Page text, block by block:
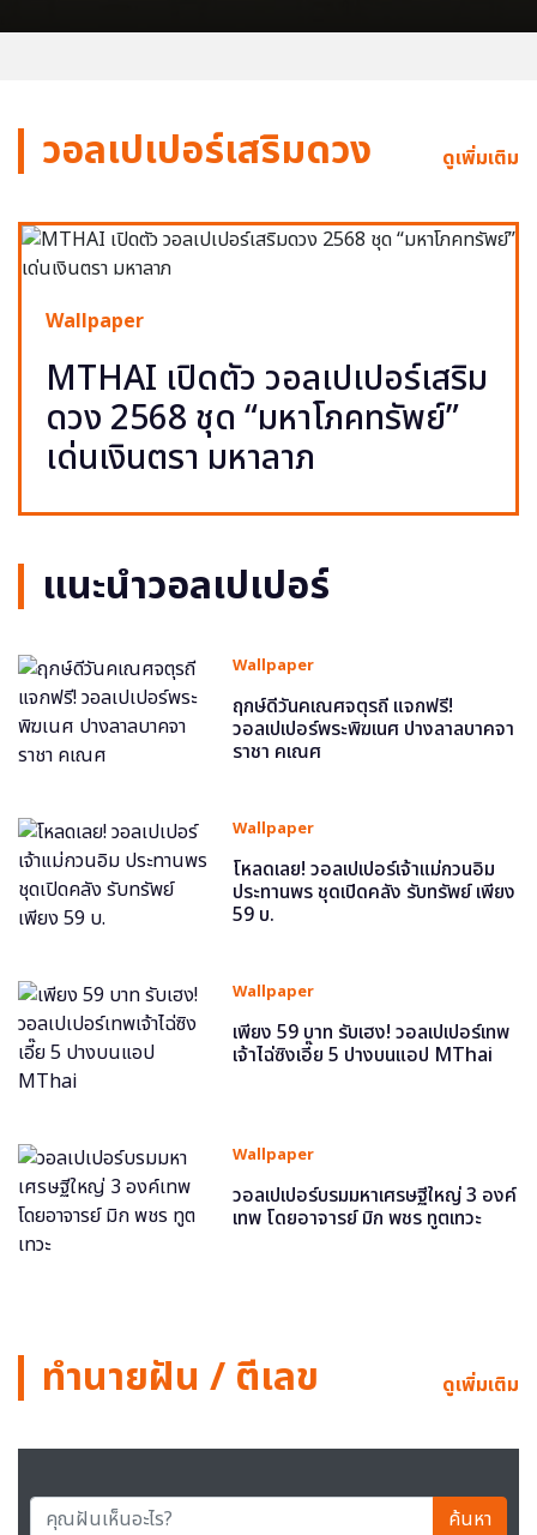
วอลเปเปอร์เสริมดวง ดูเพิ่มเติม
Wallpaper
MTHAI เปิดตัว วอลเปเปอร์เสริม
ดวง 2568 ชุด “มหาโภคทรัพย์”
เด่นเงินตรา มหาลาภ
แนะนำวอลเปเปอร์
Wallpaper
ฤกษ์ดีวันคเณศจตุรถี แจกฟรี!
วอลเปเปอร์พระพิฆเนศ ปางลาลบาคจา
ราชา คเณศ
Wallpaper
โหลดเลย! วอลเปเปอร์เจ้าแม่กวนอิม
ประทานพร ชุดเปิดคลัง รับทรัพย์ เพียง
59 บ.
Wallpaper
เพียง 59 บาท รับเฮง! วอลเปเปอร์เทพ
เจ้าไฉ่ซิงเอี๊ย 5 ปางบนแอป MThai
Wallpaper
วอลเปเปอร์บรมมหาเศรษฐีใหญ่ 3 องค์
เทพ โดยอาจารย์ มิก พชร ทูตเทวะ
ทำนายฝัน / ตีเลข ดูเพิ่มเติม
ค้นหา